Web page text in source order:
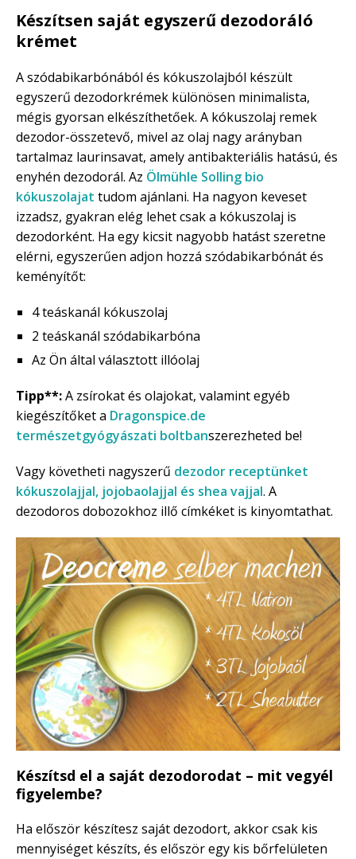
Készítsen saját egyszerű dezodoráló
krémet
A szódabikarbónából és kókuszolajból készült
egyszerű dezodorkrémek különösen minimalista,
mégis gyorsan elkészíthetőek. A kókuszolaj remek
dezodor-összetevő, mivel az olaj nagy arányban
tartalmaz laurinsavat, amely antibakteriális hatású, és
enyhén dezodorál. Az Ölmühle Solling bio
kókuszolajat tudom ajánlani. Ha nagyon keveset
izzadsz, gyakran elég lehet csak a kókuszolaj is
dezodorként. Ha egy kicsit nagyobb hatást szeretne
elérni, egyszerűen adjon hozzá szódabikarbónát és
keményítőt:
4 teáskanál kókuszolaj
2 teáskanál szódabikarbóna
Az Ön által választott illóolaj
Tipp**:A zsírokat és olajokat, valamint egyéb
kiegészítőket a Dragonspice.de
természetgyógyászati boltbanszerezheted be!
Vagy követheti nagyszerű dezodor receptünket
kókuszolajjal, jojobaolajjal és shea vajjal. A
dezodoros dobozokhoz illő címkéket is kinyomtathat.
Készítsd el a saját dezodorodat – mit vegyél
figyelembe?
Ha először készítesz saját dezodort, akkor csak kis
mennyiséget készíts, és először egy kis bőrfelületen